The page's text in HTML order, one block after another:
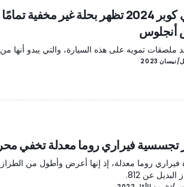
ميني كوبر 2024 تظهر بحلة غير
أنجلوس
ملصقات تمويه على هذه السيارة، والتي يبدو أنها من
فيراري روما معدلة تخفي
فيراري روما معدلة، إذ إنها أعرض وأطول من الطراز
البديل عن 812.